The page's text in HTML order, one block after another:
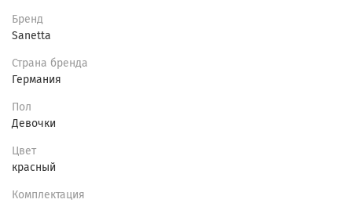
Бренд
Sanetta
Страна бренда
Германия
Пол
Девочки
Цвет
красный
Комплектация